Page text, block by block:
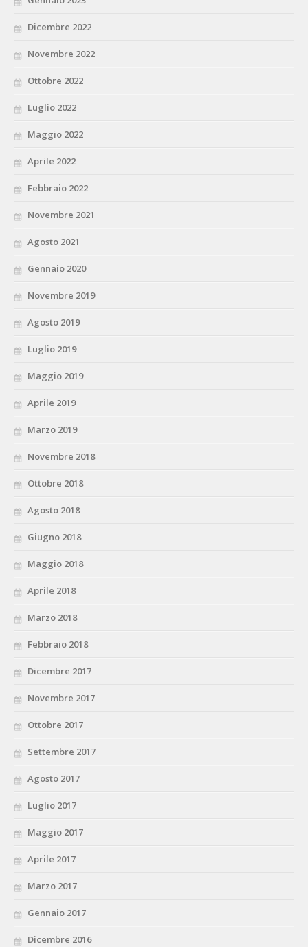
Dicembre 2022
Novembre 2022
Ottobre 2022
Luglio 2022
Maggio 2022
Aprile 2022
Febbraio 2022
Novembre 2021
Agosto 2021
Gennaio 2020
Novembre 2019
Agosto 2019
Luglio 2019
Maggio 2019
Aprile 2019
Marzo 2019
Novembre 2018
Ottobre 2018
Agosto 2018
Giugno 2018
Maggio 2018
Aprile 2018
Marzo 2018
Febbraio 2018
Dicembre 2017
Novembre 2017
Ottobre 2017
Settembre 2017
Agosto 2017
Luglio 2017
Maggio 2017
Aprile 2017
Marzo 2017
Gennaio 2017
Dicembre 2016